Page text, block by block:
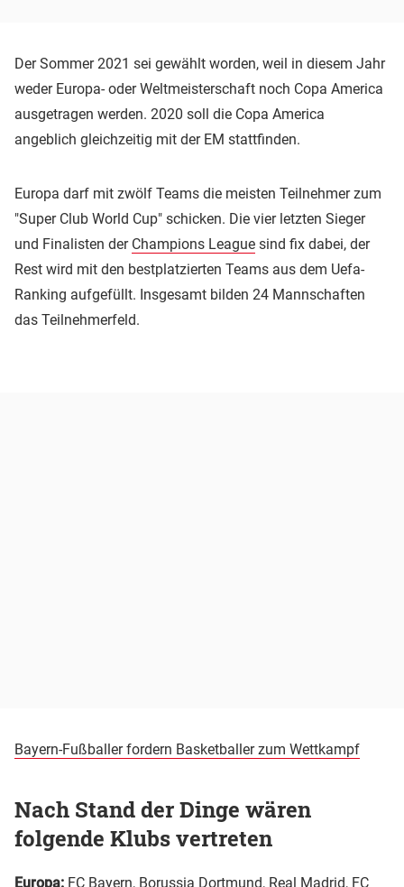
Der Sommer 2021 sei gewählt worden, weil in diesem Jahr
weder Europa- oder Weltmeisterschaft noch Copa America
ausgetragen werden. 2020 soll die Copa America
angeblich gleichzeitig mit der EM stattfinden.
Europa darf mit zwölf Teams die meisten Teilnehmer zum
"Super Club World Cup" schicken. Die vier letzten Sieger
und Finalisten der Champions League sind fix dabei, der
Rest wird mit den bestplatzierten Teams aus dem Uefa-
Ranking aufgefüllt. Insgesamt bilden 24 Mannschaften
das Teilnehmerfeld.
Bayern-Fußballer fordern Basketballer zum Wettkampf
Nach Stand der Dinge wären
folgende Klubs vertreten
Europa: FC Bayern, Borussia Dortmund, Real Madrid, FC